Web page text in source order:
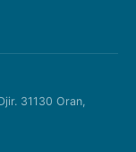
31130 Oran,